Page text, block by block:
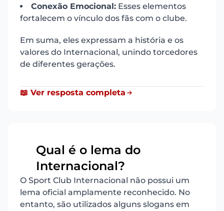
Conexão Emocional: Esses elementos
fortalecem o vínculo dos fãs com o clube.
Em suma, eles expressam a história e os
valores do Internacional, unindo torcedores
de diferentes gerações.
📖 Ver resposta completa
Qual é o lema do
Internacional?
O Sport Club Internacional não possui um
lema oficial amplamente reconhecido. No
entanto, são utilizados alguns slogans em